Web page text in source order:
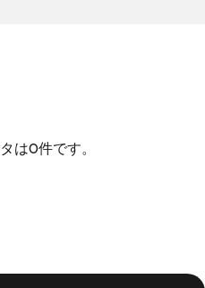
は0件です。